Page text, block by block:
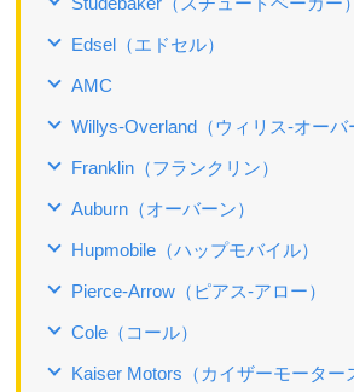
Edsel（エドセル）
AMC
Willys-Overland（ウィリス‐オーバ
Franklin（フランクリン）
Auburn（オーバーン）
Hupmobile（ハップモバイル）
Pierce-Arrow（ピアス‐アロー）
Cole（コール）
Kaiser Motors（カイザーモーター